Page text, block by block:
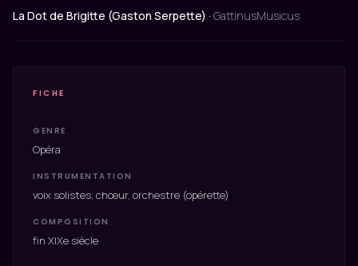
La Dot de Brigitte (Gaston Serpette) · GattinusMusicus
FICHE
GENRE
Opéra
INSTRUMENTATION
voix solistes, chœur, orchestre (opérette)
COMPOSITION
fin XIXe siècle